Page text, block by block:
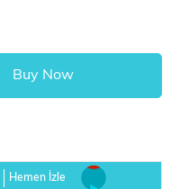
Hemen İzle